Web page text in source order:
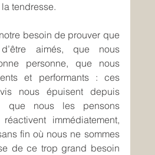
tendresse.
besoin de prouver que
aimés, que nous
personne, que nous
et performants : ces
nous épuisent depuis
que nous les pensons
immédiatement,
fin où nous ne sommes
de ce trop grand besoin